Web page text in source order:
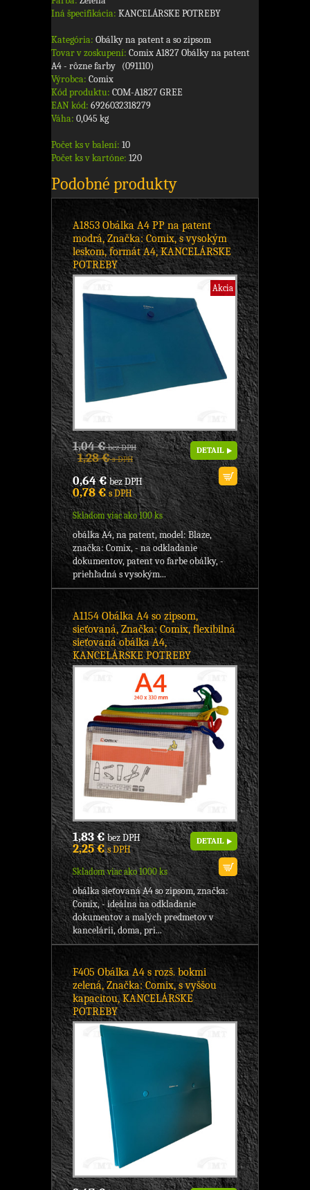
Iná špecifikácia: KANCELÁRSKE POTREBY
Kategória: Obálky na patent a so zipsom
Tovar v zoskupení: Comix A1827 Obálky na patent
A4 - rôzne farby (091110)
Výrobca: Comix
Kód produktu: COM-A1827 GREE
EAN kód: 6926032318279
Váha: 0,045 kg
Počet ks v balení: 10
Počet ks v kartóne: 120
Podobné produkty
A1853 Obálka A4 PP na patent
modrá, Značka: Comix, s vysokým
leskom, formát A4, KANCELÁRSKE
POTREBY
Akcia
1,04 €bez DPH
1,28 €s DPH
0,64 €bez DPH
0,78 €s DPH
Skladom viac ako 100 ks
DETAIL
obálka A4, na patent, model: Blaze,
značka: Comix, - na odkladanie
dokumentov, patent vo farbe obálky, -
priehľadná s vysokým...
A1154 Obálka A4 so zipsom,
sieťovaná, Značka: Comix, flexibilná
sieťovaná obálka A4,
KANCELÁRSKE POTREBY
1,83 €bez DPH
2,25 €s DPH
Skladom viac ako 1000 ks
DETAIL
obálka sieťovaná A4 so zipsom, značka:
Comix, - ideálna na odkladanie
dokumentov a malých predmetov v
kancelárii, doma, pri...
F405 Obálka A4 s rozš. bokmi
zelená, Značka: Comix, s vyššou
kapacitou, KANCELÁRSKE
POTREBY